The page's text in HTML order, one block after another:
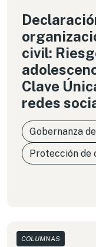
civil:
Clave
redes
Gobernanza
Protección de
COLUMNAS